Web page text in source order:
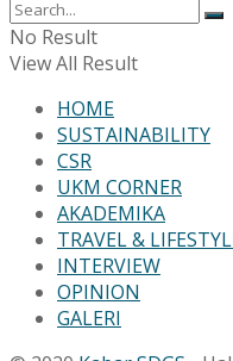
No Result
View All Result
HOME
SUSTAINABILITY
CSR
UKM CORNER
AKADEMIKA
TRAVEL &
INTERVIEW
OPINION
GALERI